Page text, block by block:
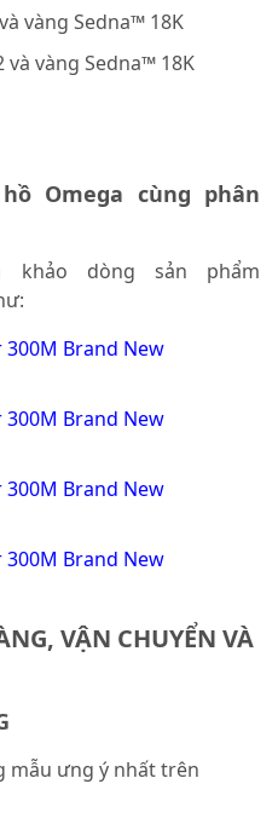
vàng Sedna™ 18K
và vàng Sedna™ 18K
Omega cùng phân
khảo dòng sản phẩm
300M Brand New
300M Brand New
300M Brand New
300M Brand New
VẬN CHUYỂN VÀ
mẫu ưng ý nhất trên